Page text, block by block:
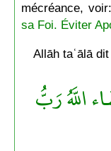
mécréance, voir:
sa Foi. Éviter
Allāh taʿālā
اللَّهُ رَبُّ